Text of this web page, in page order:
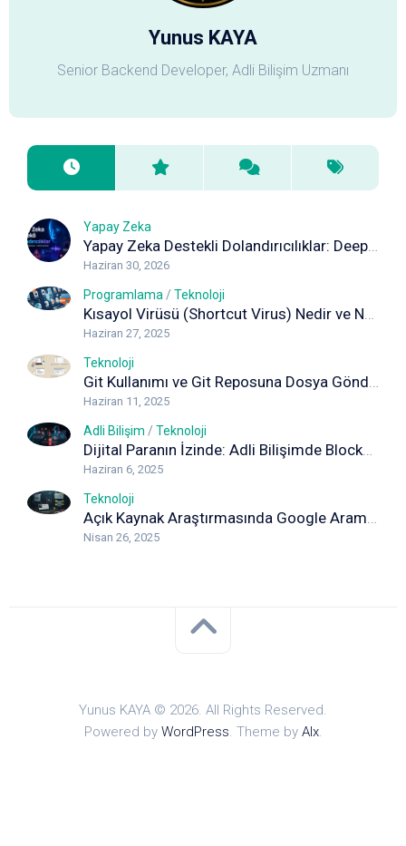
Yunus KAYA
Senior Backend Developer, Adli Bilişim Uzmanı
Yapay Zeka
Yapay Zeka Destekli Dolandırıcılıklar: Deepfake, Ses Klonlama ve Sahte İçeriklere Karşı Korunma Rehberi
Haziran 30, 2026
Programlama / Teknoloji
Kısayol Virüsü (Shortcut Virus) Nedir ve Nasıl Temizlenir? Kapsamlı Rehber
Haziran 27, 2025
Teknoloji
Git Kullanımı ve Git Reposuna Dosya Gönderimi (Adım Adım Rehber)
Haziran 11, 2025
Adli Bilişim / Teknoloji
Dijital Paranın İzinde: Adli Bilişimde Blockchain Analizi
Haziran 6, 2025
Teknoloji
Açık Kaynak Araştırmasında Google Arama Yöntemleri: Detaylı Rehber
Nisan 26, 2025
Yunus KAYA © 2026. All Rights Reserved.
Powered by WordPress. Theme by Alx.